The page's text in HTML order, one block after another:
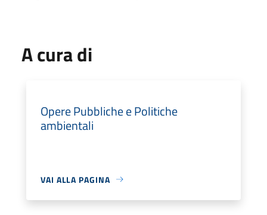
A cura di
Opere Pubbliche e Politiche
ambientali
VAI ALLA PAGINA